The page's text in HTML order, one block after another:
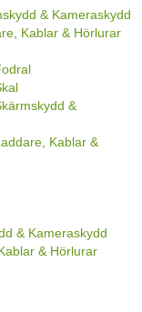
& Kameraskydd
Kablar & Hörlurar
&
Kablar &
& Kameraskydd
& Hörlurar